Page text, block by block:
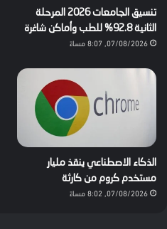
تنسيق الجامعات 2026 المرحلة
الثانية 92.8% للطب وأماكن شاغرة
07/08/2026, 8:07 مساءً
الذكاء الاصطناعي ينقذ مليار
مستخدم كروم من كارثة
07/08/2026, 8:02 مساءً